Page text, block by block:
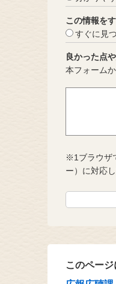
この情報を
すぐに見
良かった点
本フォーム
※1ブラウザ
ー）に対応
このペー